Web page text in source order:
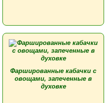
Фаршированные кабачки с
овощами, запеченные в
духовке